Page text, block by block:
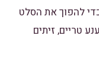
להפוך את הסלט
טריים, זיתים